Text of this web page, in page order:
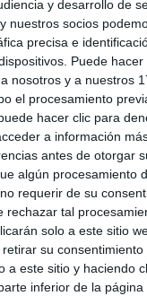
y desarrollo de
nuestros socios
precisa e
Puede
nosotros y a nuestros
el procesamiento
hacer clic para
a información
antes de otorgar
algún procesamiento
requerir de su
rechazar tal
solo a este sitio
su
a este sitio y haciendo
inferior de la página